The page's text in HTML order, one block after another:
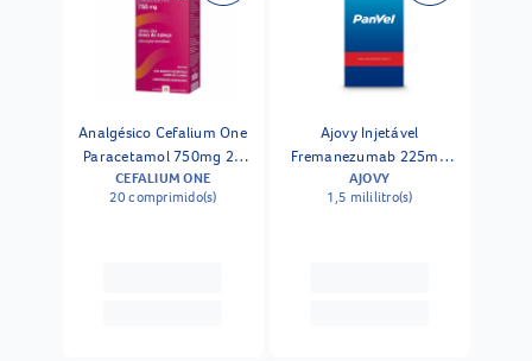
Analgésico Cefalium One
Paracetamol 750mg 20
Comprimidos
CEFALIUM ONE
20 comprimido(s)
Ajovy Injetável
Fremanezumab 225mg
Seringa Preenchida 1,5ml
- Geladeira
AJOVY
1,5 mililitro(s)